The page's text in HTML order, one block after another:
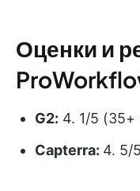
Оценки и
G2: 4. 1/5 (35+
Capterra: 4. 5/